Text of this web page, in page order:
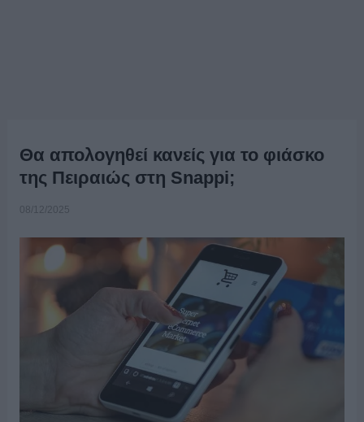
Θα απολογηθεί κανείς για το φιάσκο
της Πειραιώς στη Snappi;
08/12/2025